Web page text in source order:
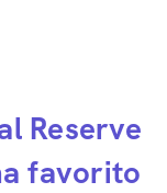
Reserve
favorito